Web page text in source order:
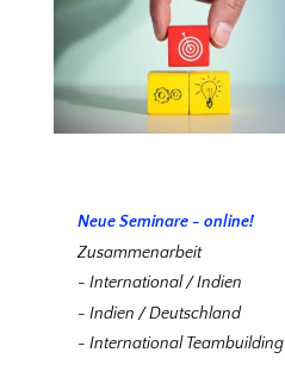
Neue Seminare - online!
Zusammenarbeit
- International / Indien
- Indien / Deutschland
- International Teambuilding